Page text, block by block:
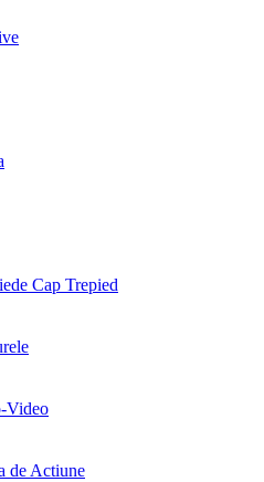
Cap Trepied
Video
de Actiune